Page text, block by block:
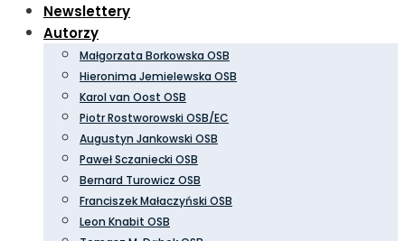
Newslettery
Autorzy
Małgorzata Borkowska OSB
Hieronima Jemielewska OSB
Karol van Oost OSB
Piotr Rostworowski OSB/EC
Augustyn Jankowski OSB
Paweł Sczaniecki OSB
Bernard Turowicz OSB
Franciszek Małaczyński OSB
Leon Knabit OSB